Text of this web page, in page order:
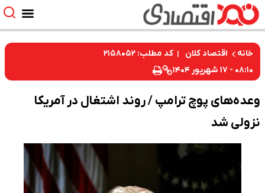
خانه اقتصاد کلان
کد مطلب: ۲۱۵۸۰۵۲
۰۸:۱۰ - ۱۷ شهریور ۱۴۰۴
وعده‌های پوچ ترامپ / روند اشتغال در آمریکا
نزولی شد